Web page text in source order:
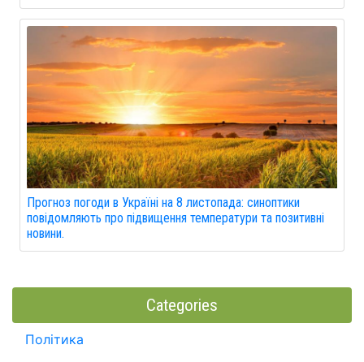
Прогноз погоди в Україні на 8 листопада: синоптики
повідомляють про підвищення температури та позитивні
новини.
Categories
Політика